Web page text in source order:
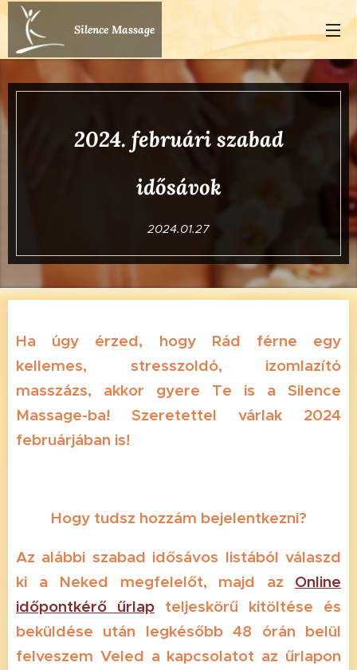
Silence Massage
2024. februári szabad
idősávok
2024.01.27
Ha úgy érzed, hogy Rád férne egy
kellemes, stresszoldó, izomlazító
masszázs, akkor gyere Te is a Silence
Massage-ba! Szeretettel várlak 2024
februárjában is!
Hogy tudsz hozzám bejelentkezni?
Az alábbi szabad idősávos listából válaszd
ki a Neked megfelelőt, majd az Online
időpontkérő űrlap teljeskörű kitöltése és
beküldése után legkésőbb 48 órán belül
felveszem Veled a kapcsolatot az űrlapon